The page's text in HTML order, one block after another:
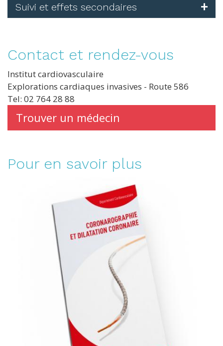
Suivi et effets secondaires
Contact et rendez-vous
Institut cardiovasculaire
Explorations cardiaques invasives - Route 586
Tel: 02 764 28 88
Trouver un médecin
Pour en savoir plus